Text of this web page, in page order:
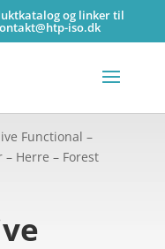
og linker til
iso.dk
Functional –
Herre – Forest